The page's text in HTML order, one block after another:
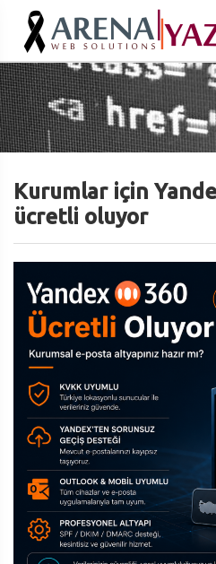
Kurumlar için
ücretli oluyor